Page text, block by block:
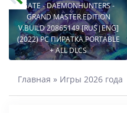
GATE - DAEMONHUNTERS -
GRAND MASTER EDITION
V.BUILD 20865149 [RUS|ENG]
(2022) PC ПИРАТКА PORTABLE
+ ALL DLCS
Главная » Игры 2026 года